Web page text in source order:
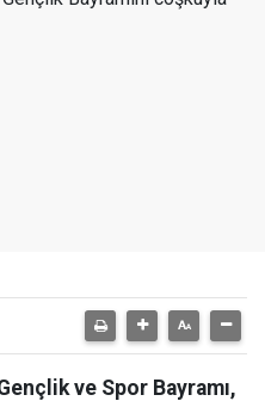
ve Spor Bayramı,